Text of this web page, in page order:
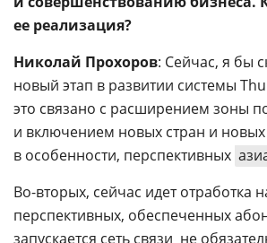
ее реализация?
Николай Прохоров: Сейчас, я бы
новый этап в развитии системы
это связано с расширением зоны
и включением новых стран и
в особенности, перспективных
Во-вторых, сейчас идет отработка
перспективных, обеспеченных
запускается сеть связи  не